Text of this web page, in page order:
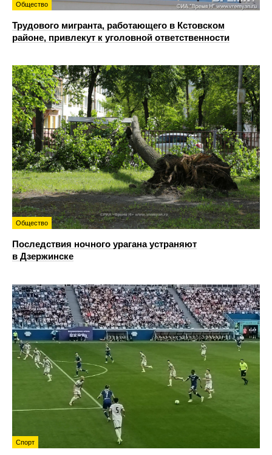
Общество
Трудового мигранта, работающего в Кстовском
районе, привлекут к уголовной ответственности
Общество
Последствия ночного урагана устраняют
в Дзержинске
Спорт